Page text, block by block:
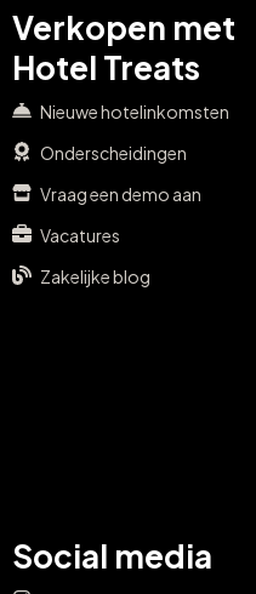
Verkopen met
Hotel Treats
Nieuwe hotelinkomsten
Onderscheidingen
Vraag een demo aan
Vacatures
Zakelijke blog
Social media